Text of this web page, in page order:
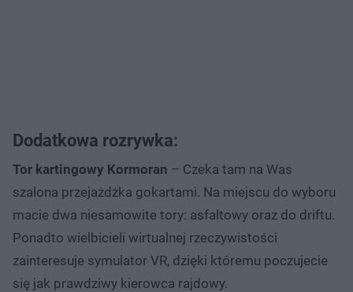
Dodatkowa rozrywka:
Tor kartingowy Kormoran – Czeka tam na Was
szalona przejażdżka gokartami. Na miejscu do wyboru
macie dwa niesamowite tory: asfaltowy oraz do driftu.
Ponadto wielbicieli wirtualnej rzeczywistości
zainteresuje symulator VR, dzięki któremu poczujecie
się jak prawdziwy kierowca rajdowy.